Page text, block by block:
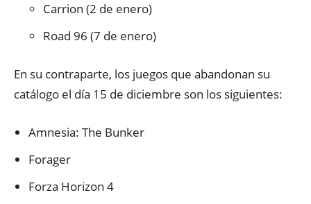
Carrion (2 de enero)
Road 96 (7 de enero)
En su contraparte, los juegos que abandonan su
catálogo el día 15 de diciembre son los siguientes:
Amnesia: The Bunker
Forager
Forza Horizon 4